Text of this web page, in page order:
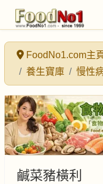
FoodNo1.com主
養生寶庫
慢性
鹹菜豬橫利